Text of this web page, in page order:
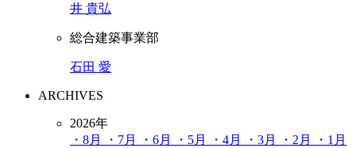
井 貴弘
総合建築事業部
石田 愛
ARCHIVES
2026年
・8月
・7月 ・6月 ・5月 ・4月 ・3月 ・2月
・1月